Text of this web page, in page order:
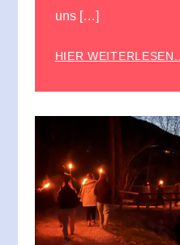
uns […]
HIER WEITERLESEN...